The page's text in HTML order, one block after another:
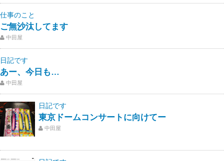
仕事のこと
ご無沙汰してます
中田屋
日記です
あー、今日も…
中田屋
日記です
東京ドームコンサートに向けてー
中田屋